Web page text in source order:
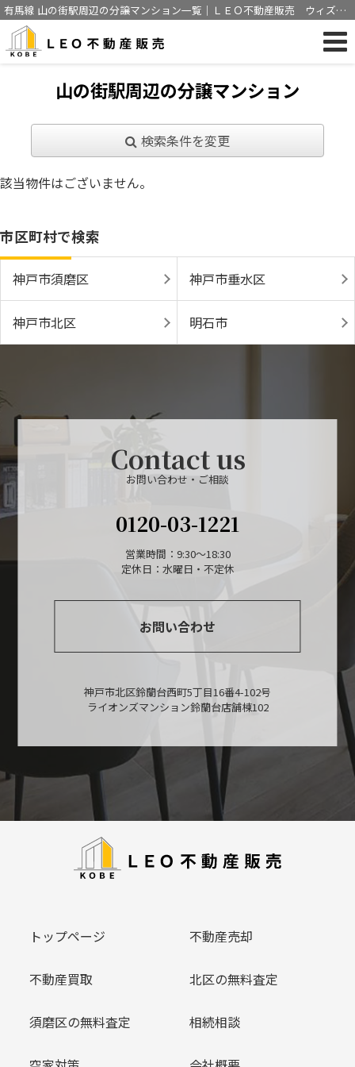
有馬線 山の街駅周辺の分譲マンション一覧｜ＬＥＯ不動産販売 ウィズア
ス神戸株式会社
山の街駅周辺の分譲マンション
検索条件を変更
該当物件はございません。
市区町村で検索
神戸市須磨区 神戸市垂水区
神戸市北区 明石市
Contact us
お問い合わせ・ご相談
0120-03-1221
営業時間：9:30～18:30
定休日：水曜日・不定休
お問い合わせ
神戸市北区鈴蘭台西町5丁目16番4-102号
ライオンズマンション鈴蘭台店舗棟102
トップページ 不動産売却
不動産買取 北区の無料査定
須磨区の無料査定 相続相談